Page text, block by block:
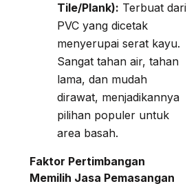
Tile/Plank): Terbuat dari
PVC yang dicetak
menyerupai serat kayu.
Sangat tahan air, tahan
lama, dan mudah
dirawat, menjadikannya
pilihan populer untuk
area basah.
Faktor Pertimbangan
Memilih Jasa Pemasangan